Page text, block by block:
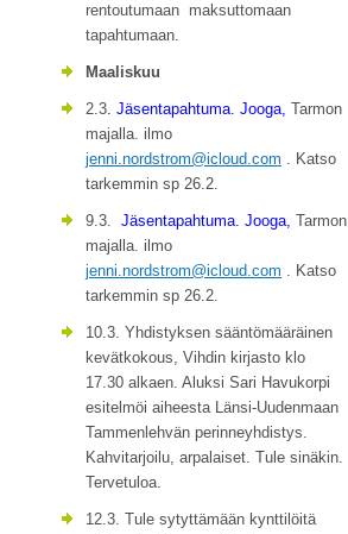
rentoutumaan maksuttomaan
tapahtumaan.
Maaliskuu
2.3. Jäsentapahtuma. Jooga, Tarmon
majalla. ilmo
jenni.nordstrom@icloud.com . Katso
tarkemmin sp 26.2.
9.3. Jäsentapahtuma. Jooga, Tarmon
majalla. ilmo
jenni.nordstrom@icloud.com . Katso
tarkemmin sp 26.2.
10.3. Yhdistyksen sääntömääräinen
kevätkokous, Vihdin kirjasto klo
17.30 alkaen. Aluksi Sari Havukorpi
esitelmöi aiheesta Länsi-Uudenmaan
Tammenlehvän perinneyhdistys.
Kahvitarjoilu, arpalaiset. Tule sinäkin.
Tervetuloa.
12.3. Tule sytyttämään kynttilöitä